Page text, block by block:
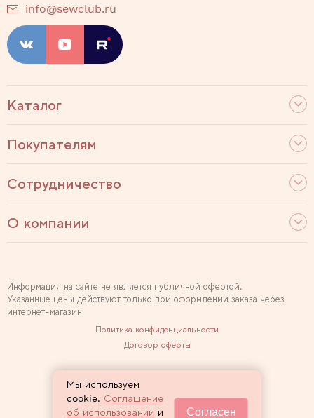
Каталог
Покупателям
Сотрудничество
О компании
info@sewclub.ru
2007 — 2026 Sewclub
Информация на сайте не является публичной офертой.
Указанные цены действуют только при оформлении заказа через
интернет-магазин
Политика конфиденциальности
Договор оферты
Мы используем
cookie. Соглашение
об использовании и Согласен